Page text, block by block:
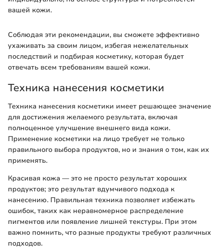
вашей кожи.
Соблюдая эти рекомендации, вы сможете эффективно
ухаживать за своим лицом, избегая нежелательных
последствий и подбирая косметику, которая будет
отвечать всем требованиям вашей кожи.
Техника нанесения косметики
Техника нанесения косметики имеет решающее значение
для достижения желаемого результата, включая
полноценное улучшение внешнего вида кожи.
Применение косметики на лицо требует не только
правильного выбора продуктов, но и знания о том, как их
применять.
Красивая кожа — это не просто результат хороших
продуктов; это результат вдумчивого подхода к
нанесению. Правильная техника позволяет избежать
ошибок, таких как неравномерное распределение
пигментов или появление лишней текстуры. При этом
важно помнить, что разные продукты требуют различных
подходов.